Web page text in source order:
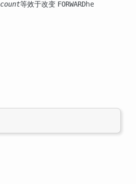
count等效于改变 FORWARDhe